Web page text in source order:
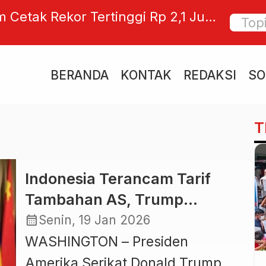
Cetak Rekor Tertinggi Rp 2,1 Juta
Dari
BERANDA KONTAK REDAKSI
Indonesia Terancam Tarif
Tambahan AS, Trump
Tegaskan BRICS Ingin
Hancurkan Dolar
calendar_monthSenin, 19 Jan 2026
WASHINGTON – Presiden